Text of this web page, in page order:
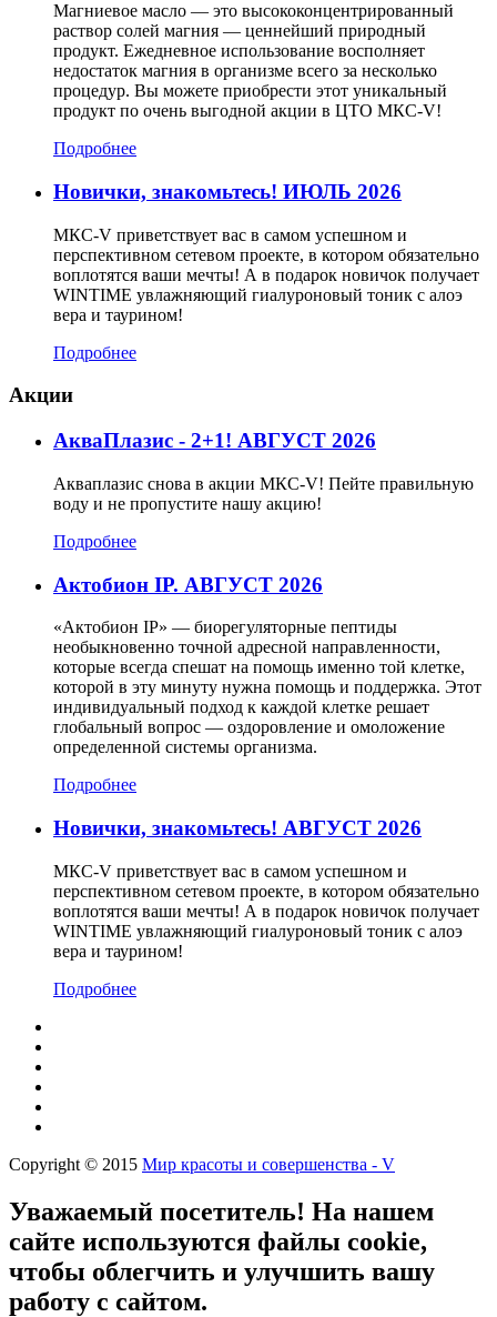
Магниевое масло — это высококонцентрированный
раствор солей магния — ценнейший природный
продукт. Ежедневное использование восполняет
недостаток магния в организме всего за несколько
процедур. Вы можете приобрести этот уникальный
продукт по очень выгодной акции в ЦТО МКС-V!
Подробнее
Новички, знакомьтесь! ИЮЛЬ 2026
МКС-V приветствует вас в самом успешном и
перспективном сетевом проекте, в котором обязательно
воплотятся ваши мечты! А в подарок новичок получает
WINTIME увлажняющий гиалуроновый тоник с алоэ
вера и таурином!
Подробнее
Акции
АкваПлазис - 2+1! АВГУСТ 2026
Акваплазис снова в акции МКС-V! Пейте правильную
воду и не пропустите нашу акцию!
Подробнее
Актобион IP. АВГУСТ 2026
«Актобион IP» — биорегуляторные пептиды
необыкновенно точной адресной направленности,
которые всегда спешат на помощь именно той клетке,
которой в эту минуту нужна помощь и поддержка. Этот
индивидуальный подход к каждой клетке решает
глобальный вопрос — оздоровление и омоложение
определенной системы организма.
Подробнее
Новички, знакомьтесь! АВГУСТ 2026
МКС-V приветствует вас в самом успешном и
перспективном сетевом проекте, в котором обязательно
воплотятся ваши мечты! А в подарок новичок получает
WINTIME увлажняющий гиалуроновый тоник с алоэ
вера и таурином!
Подробнее
Copyright © 2015 Мир красоты и совершенства - V
Уважаемый посетитель! На нашем
сайте используются файлы cookie,
чтобы облегчить и улучшить вашу
работу с сайтом.